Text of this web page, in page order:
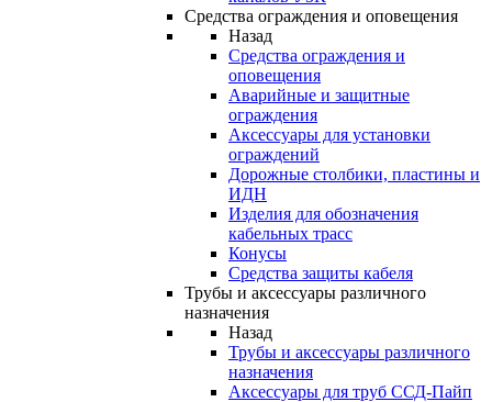
Средства ограждения и оповещения
Назад
Средства ограждения и
оповещения
Аварийные и защитные
ограждения
Аксессуары для установки
ограждений
Дорожные столбики, пластины и
ИДН
Изделия для обозначения
кабельных трасс
Конусы
Средства защиты кабеля
Трубы и аксессуары различного
назначения
Назад
Трубы и аксессуары различного
назначения
Аксессуары для труб ССД-Пайп